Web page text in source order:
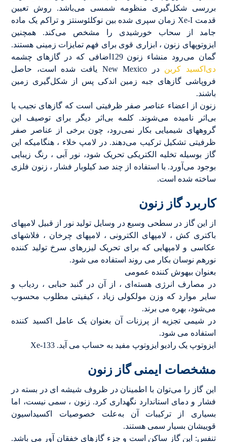
بررسی شکل‌گیری منظومه شمسی می‌باشد. روش تعیین
قدمت Xe-I زمان سپری شده بین نوکلئوسنتز و تراکم یک ماده
جامد از سحاب خورشیدی را مشخص می‌کند. همچنین
ایزوتوپهای زنون ، ابزاری قوی برای فهم تمایزات زمینی هستند.
گمان می‌رود منشاء زنون 129اضافی که در گازهای چشمه
دی‌اکسید کربن
در New Mexico یافت شده است، حاصل
فروپاشی گازهای جبه زمین اندکی پس از شکل‌گیری زمین
باشند.
زنون از اعضاء عناصر صفر ظرفیتی است که گازهای نجیب یا
بی‌اثر نامیده می‌شوند. کلمه بی‌اثر دیگر برای توصیف این
گروههای شیمیایی بکار نمی‌رود، چون برخی از عناصر صفر
ظرفیتی تشکیل ترکیب می‌دهند. در لامپ خلاء ، هنگامیکه این
گاز بوسیله تخلیه الکتریکی تحریک شود، نور آبی ، رنگ زیبایی
بوجود می‌آورد. با استفاده از چند صد کیلوبار فشار ، زنون فلزی
ساخته شده است.
کاربرد گاز زنون
از این گاز در سطحی وسیع در وسایل تولید نور از قبیل لامپهای
باکتری کش ، لامپهای الکترونی ، لامپهای چرخان ، فلاشهای
عکاسی و لامپهایی که برای تحریک لیزرهای سرخ تولید کننده
نورهم نوسان بکار می روند استفاده می شود.
بعنوان بیهوش کننده عمومی
در مصارف انرژی هسته‌ای ، از آن در گنبد حبابی ، ردیاب و
سایر موارد که وزن مولکولی زیاد ، کیفیتی مطلوب محسوب
می‌شود، بهره می برند.
در شیمی تجزیه از پرزنات آن بعنوان یک عامل اکسید کننده
استفاده می شود.
ایزوتوپ یک رادیو ایزوتوپ مفید به حساب می آید. Xe-133
مشخصات ایمنی گاز زنون
این گاز را می‌توان با اطمینان در ظروف شیشه ای در بسته در
فشار و دمای استاندارد نگهداری کرد. زنون ، سمی نیست، اما
بسیاری از ترکیبات آن به‌علت خصوصیات اکسیداسیون
قوییشان بسیار سمی هستند.
تنفس: این گاز ساکن است و جزء گازهای خفقان آور می باشد.